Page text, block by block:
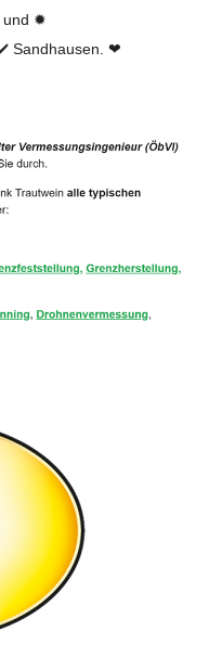
und ✹
Sandhausen. ❤